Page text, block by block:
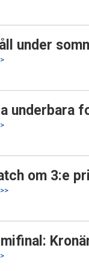
under
underbara
om 3:e